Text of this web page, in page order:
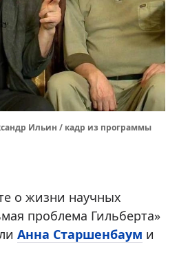
Ильин / кадр из программы
о жизни научных
проблема Гильберта»
Анна Старшенбаум и